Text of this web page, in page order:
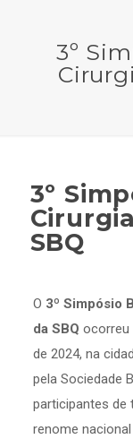
3º
3º
SBQ
O 3º Simpósio
da SBQ ocorreu
de 2024, na
pela Sociedade
participantes de
renome